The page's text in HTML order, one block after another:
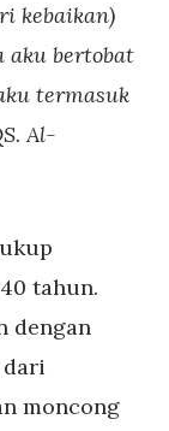
kebaikan)
aku bertobat
termasuk
Al-
tahun.
dengan
dari
moncong